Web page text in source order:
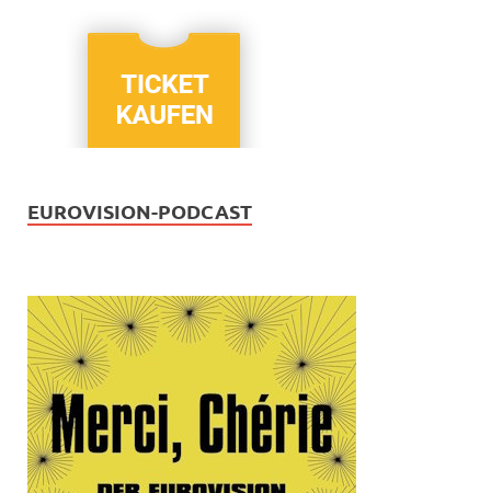
EUROVISION-PODCAST